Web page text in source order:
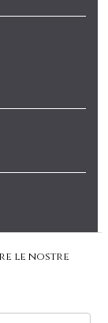
le nostre